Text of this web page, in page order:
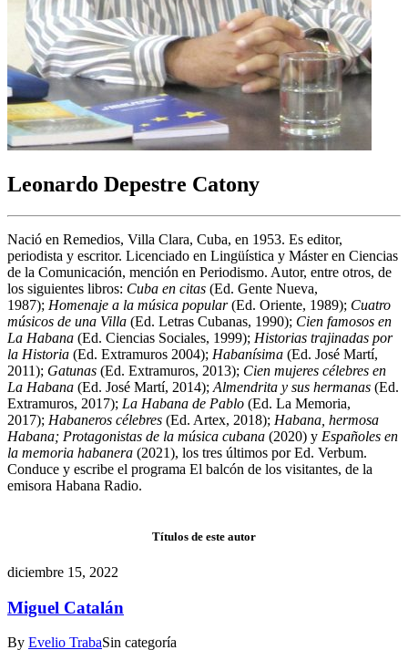
Leonardo Depestre Catony
Nació en Remedios, Villa Clara, Cuba, en 1953. Es editor,
periodista y escritor. Licenciado en Lingüística y Máster en Ciencias
de la Comunicación, mención en Periodismo. Autor, entre otros, de
los siguientes libros: Cuba en citas (Ed. Gente Nueva,
1987); Homenaje a la música popular(Ed. Oriente, 1989); Cuatro
músicos de una Villa (Ed. Letras Cubanas, 1990); Cien famosos en
La Habana (Ed. Ciencias Sociales, 1999); Historias trajinadas por
la Historia (Ed. Extramuros 2004); Habanísima (Ed. José Martí,
2011); Gatunas (Ed. Extramuros, 2013); Cien mujeres célebres en
La Habana (Ed. José Martí, 2014); Almendrita y sus hermanas (Ed.
Extramuros, 2017); La Habana de Pablo (Ed. La Memoria,
2017); Habaneros célebres (Ed. Artex, 2018); Habana, hermosa
Habana; Protagonistas de la música cubana (2020) y Españoles en
la memoria habanera (2021), los tres últimos por Ed. Verbum.
Conduce y escribe el programa El balcón de los visitantes, de la
emisora Habana Radio.
Títulos de este autor
diciembre 15, 2022
Miguel Catalán
By Evelio TrabaSin categoría